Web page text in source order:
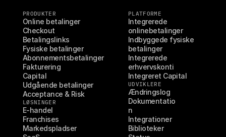
PRODUKTER
Online betalinger
Checkout
Betalingslinks
Fysiske betalinger
Abonnementsbetalinger
Fakturering
Capital
Udgående betalinger
Acceptance & Risk
LØSNINGER
E-handel
Franchises
Markedspladser
PLATFORME
Integrerede
onlinebetalinger
Indbyggede fysiske
betalinger
Integrerede
erhvervskonti
Integreret Capital
UDVIKLERE
Ændringslog
Dokumentatio
n
Integrationer
Biblioteker